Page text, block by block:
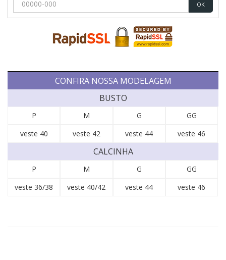
OK
CONFIRA NOSSA MODELAGEM
BUSTO
P M G
GG
veste 40
veste 42 veste 44 veste 46
CALCINHA
P M G
GG
veste 36/38
veste 40/42 veste 44 veste 46